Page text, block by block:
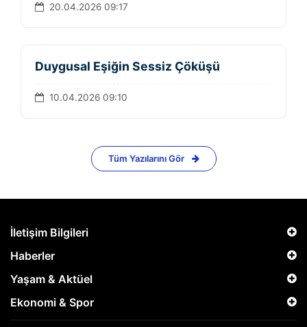
20.04.2026 09:17
Duygusal Eşiğin Sessiz Çöküşü
10.04.2026 09:10
Tüm Yazılarını Gör
İletişim Bilgileri
Haberler
Yaşam & Aktüel
Ekonomi & Spor